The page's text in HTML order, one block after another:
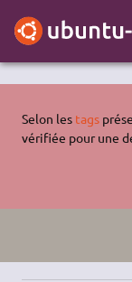
Selon les tags
vérifiée pour une